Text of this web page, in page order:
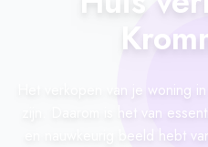
Het verkopen van je woning
zijn. Daarom is het van
en nauwkeurig beeld hebt